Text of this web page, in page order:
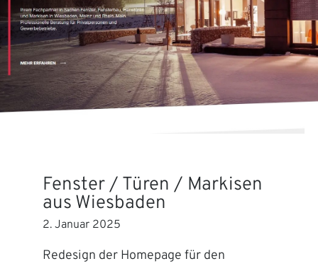
Fenster / Türen / Markisen
aus Wiesbaden
2. Januar 2025
Redesign der Homepage für den